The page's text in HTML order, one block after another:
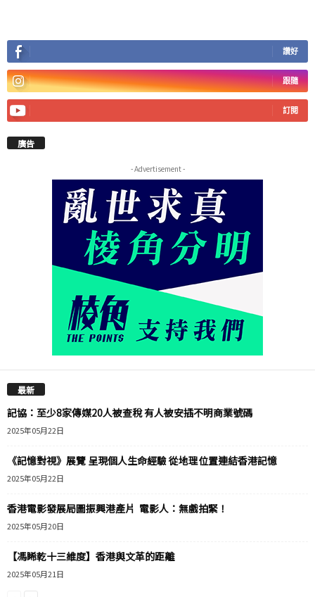
讚好
跟隨
訂閱
廣告
- Advertisement -
最新
記協：至少8家傳媒20人被查稅 有人被安插不明商業號碼
2025年05月22日
《記憶對視》展覽 呈現個人生命經驗 從地理位置連結香港記憶
2025年05月22日
香港電影發展局圖振興港產片 電影人：無戲拍緊！
2025年05月20日
【馮睎乾十三維度】香港與文革的距離
2025年05月21日